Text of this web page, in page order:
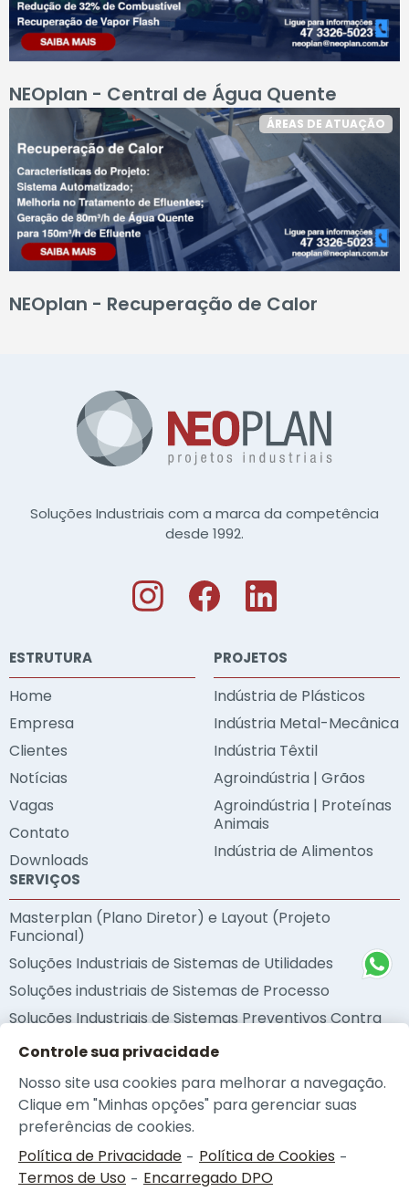
NEOplan - Central de Água Quente
NEOplan - Recuperação de Calor
ÁREAS DE ATUAÇÃO
Soluções Industriais com a marca da competência
desde 1992.
ESTRUTURA
Home
Empresa
Clientes
Notícias
Vagas
Contato
Downloads
PROJETOS
Indústria de Plásticos
Indústria Metal-Mecânica
Indústria Têxtil
Agroindústria | Grãos
Agroindústria | Proteínas
Animais
Indústria de Alimentos
SERVIÇOS
Masterplan (Plano Diretor) e Layout (Projeto
Funcional)
Soluções Industriais de Sistemas de Utilidades
Soluções industriais de Sistemas de Processo
Soluções Industriais de Sistemas Preventivos Contra
Soluções Industriais de Sustentabilidade
Metodologia BIM
Auditorias Técnicas
© 2026 - NEOplan | Política de Privacidade|Política de Cookies
Controle sua privacidade
Nosso site usa cookies para melhorar a navegação.
Clique em "Minhas opções" para gerenciar suas
preferências de cookies.
Política de Privacidade - Política de Cookies -
Termos de Uso - Encarregado DPO